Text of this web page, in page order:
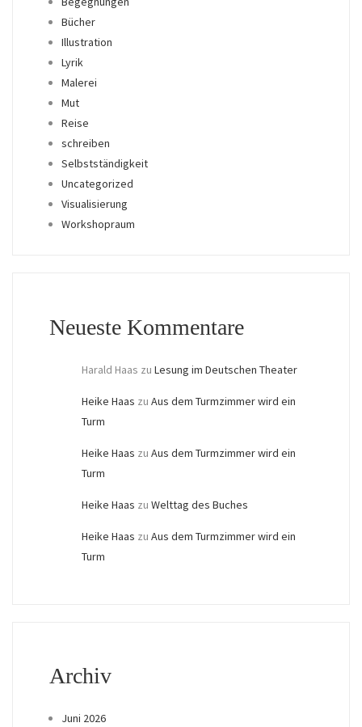
Bücher
Illustration
Lyrik
Malerei
Mut
Reise
schreiben
Selbstständigkeit
Uncategorized
Visualisierung
Workshopraum
Neueste Kommentare
Harald Haas zu Lesung im Deutschen Theater
Heike Haas zu Aus dem Turmzimmer wird ein
Turm
Heike Haas zu Aus dem Turmzimmer wird ein
Turm
Heike Haas zu Welttag des Buches
Heike Haas zu Aus dem Turmzimmer wird ein
Turm
Archiv
Juni 2026